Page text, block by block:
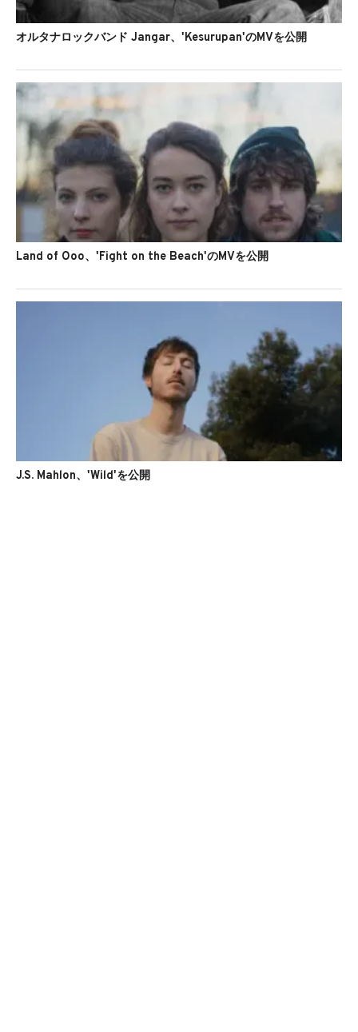
オルタナロックバンド Jangar、'Kesurupan'のMVを公開
Land of Ooo、'Fight on the Beach'のMVを公開
J.S. Mahlon、'Wild'を公開